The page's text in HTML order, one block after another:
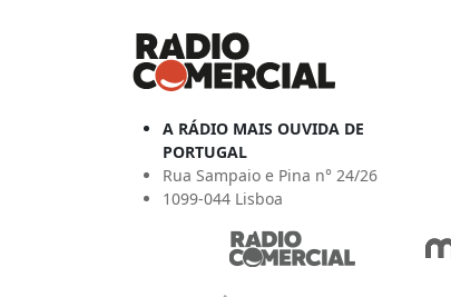
A RÁDIO MAIS OUVIDA DE
PORTUGAL
Rua Sampaio e Pina n° 24/26
1099-044 Lisboa